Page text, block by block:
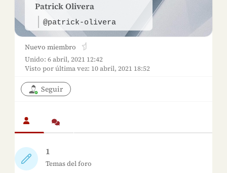
Patrick Olivera
@patrick-olivera
Nuevo miembro
Unido: 6 abril, 2021 12:42
Visto por última vez: 10 abril, 2021 18:52
Seguir
1
Temas del foro